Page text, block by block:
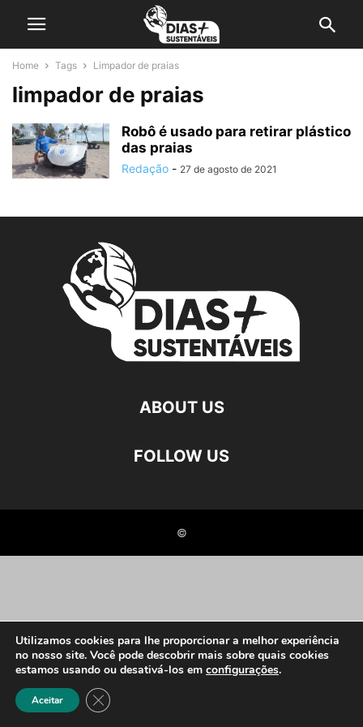
Home Tags Limpador de praias
limpador de praias
Robô é usado para retirar plástico
das praias
Redação - 27 de agosto de 2021
ABOUT US
FOLLOW US
©
Utilizamos cookies para lhe proporcionar a melhor experiência
no nosso site. Você pode descobrir mais sobre quais cookies
estamos usando ou desativá-los em configurações.
Aceitar Close GDPR Cookie Banner